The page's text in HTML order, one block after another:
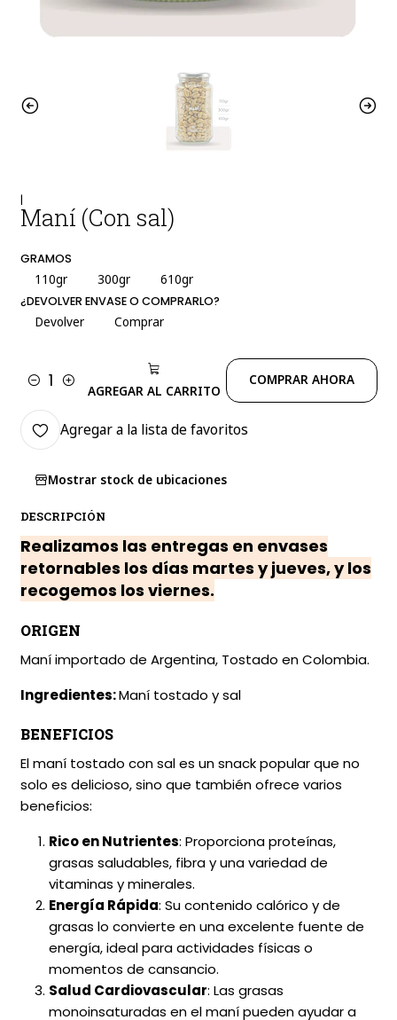
|
Maní (Con sal)
GRAMOS
110gr 300gr 610gr
¿DEVOLVER ENVASE O COMPRARLO?
Devolver Comprar
Cantidad AGREGAR AL CARRITO
COMPRAR AHORA
Agregar a la lista de favoritos
Mostrar stock de ubicaciones
DESCRIPCIÓN
Realizamos las entregas en envases
retornables los días martes y jueves, y los
recogemos los viernes.
ORIGEN
Maní importado de Argentina, Tostado en Colombia.
Ingredientes:Maní tostado y sal
BENEFICIOS
El maní tostado con sal es un snack popular que no
solo es delicioso, sino que también ofrece varios
beneficios:
Rico en Nutrientes: Proporciona proteínas,
grasas saludables, fibra y una variedad de
vitaminas y minerales.
Energía Rápida: Su contenido calórico y de
grasas lo convierte en una excelente fuente de
energía, ideal para actividades físicas o
momentos de cansancio.
Salud Cardiovascular: Las grasas
monoinsaturadas en el maní pueden ayudar a